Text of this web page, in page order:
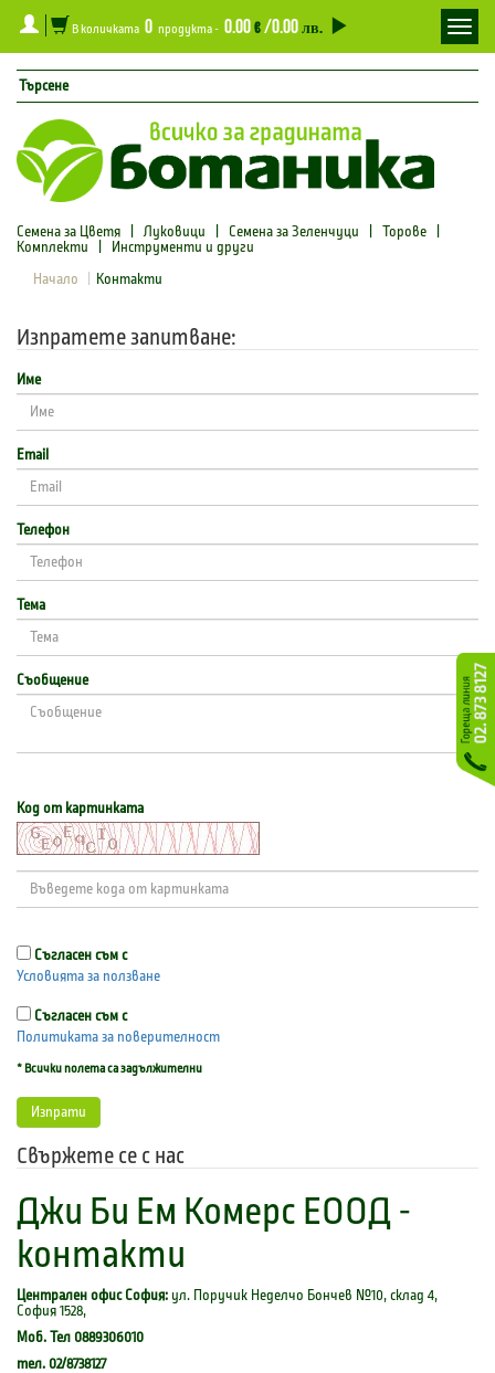
В количката 0 продукта - 0.00€/0.00лв.
Семена за Цветя |Луковици Семена за Зеленчуци Торове
Комплекти
Инструменти и други
Начало Контакти
Изпратете запитване:
Име
Email
Телефон
Тема
Съобщение
Код от картинката
Съгласен съм с
Условията за ползване
Съгласен съм с
Политиката за поверителност
* Всички полета са задължителни
Свържете се с нас
Джи Би Ем Комерс ЕООД -
контакти
Централен офис София: ул. Поручик Неделчо Бончев №10, склад 4,
София 1528,
Моб. Тел 0889306010
тел. 02/8738127